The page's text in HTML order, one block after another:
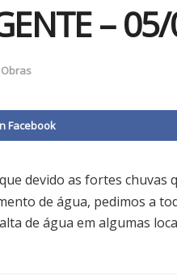
–
Obras
Facebook
devido as fortes
de água, pedimos a
de água em algumas